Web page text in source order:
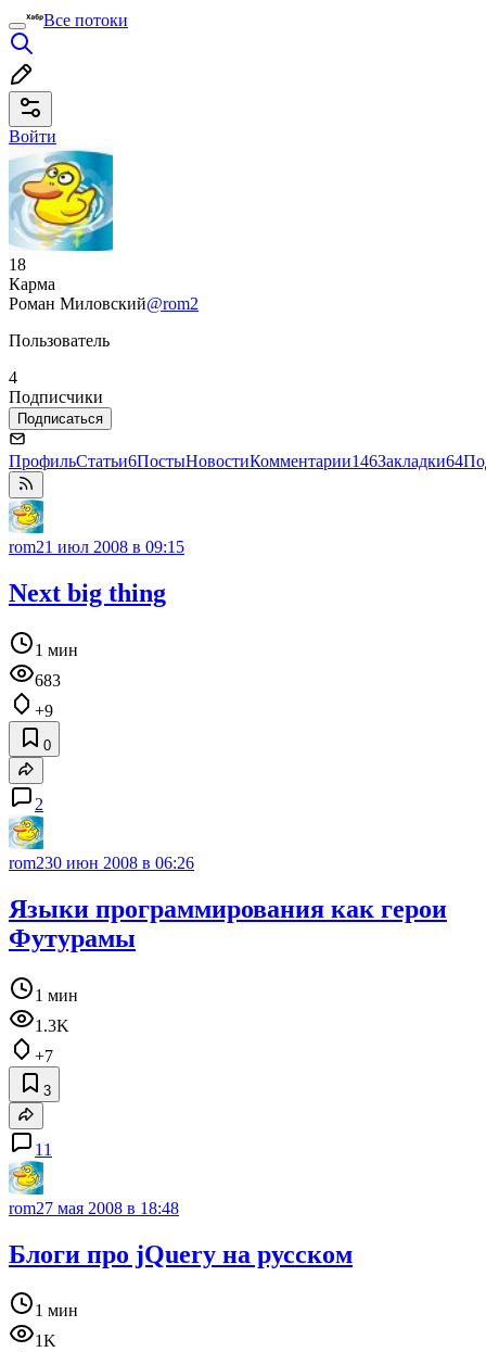
Все потоки
Войти
18
Карма
Роман Миловский@rom2
Пользователь
4
Подписчики
Подписаться
ПрофильСтатьи6ПостыНовостиКомментарии146Закладки64
rom21 июл 2008 в 09:15
Next big thing
1 мин
683
+9
0
2
rom230 июн 2008 в 06:26
Языки программирования как герои
Футурамы
1 мин
1.3K
+7
3
11
rom27 мая 2008 в 18:48
Блоги про jQuery на русском
1 мин
1K